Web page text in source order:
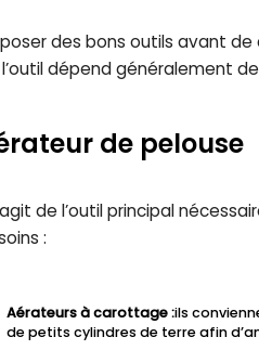
des bons outils avant
dépend généralement
de pelouse
de l’outil principal
:
Aérateurs à carottage :ils
de petits cylindres de terre afin